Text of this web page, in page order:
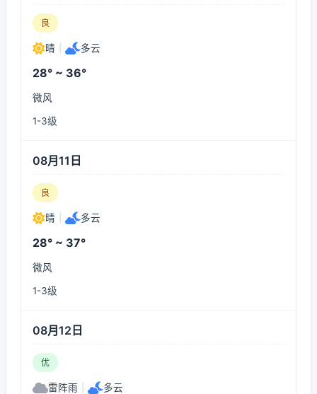
良
晴 多云
28° ~ 36°
微风
1-3级
08月11日
良
晴 多云
28° ~ 37°
微风
1-3级
08月12日
优
雷阵雨 多云